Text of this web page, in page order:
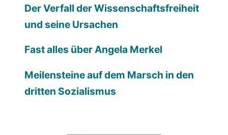
Der Verfall der Wissenschaftsfreiheit
und seine Ursachen
Fast alles über Angela Merkel
Meilensteine auf dem Marsch in den
dritten Sozialismus